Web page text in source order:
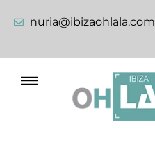
nuria@ibizaohlala.com